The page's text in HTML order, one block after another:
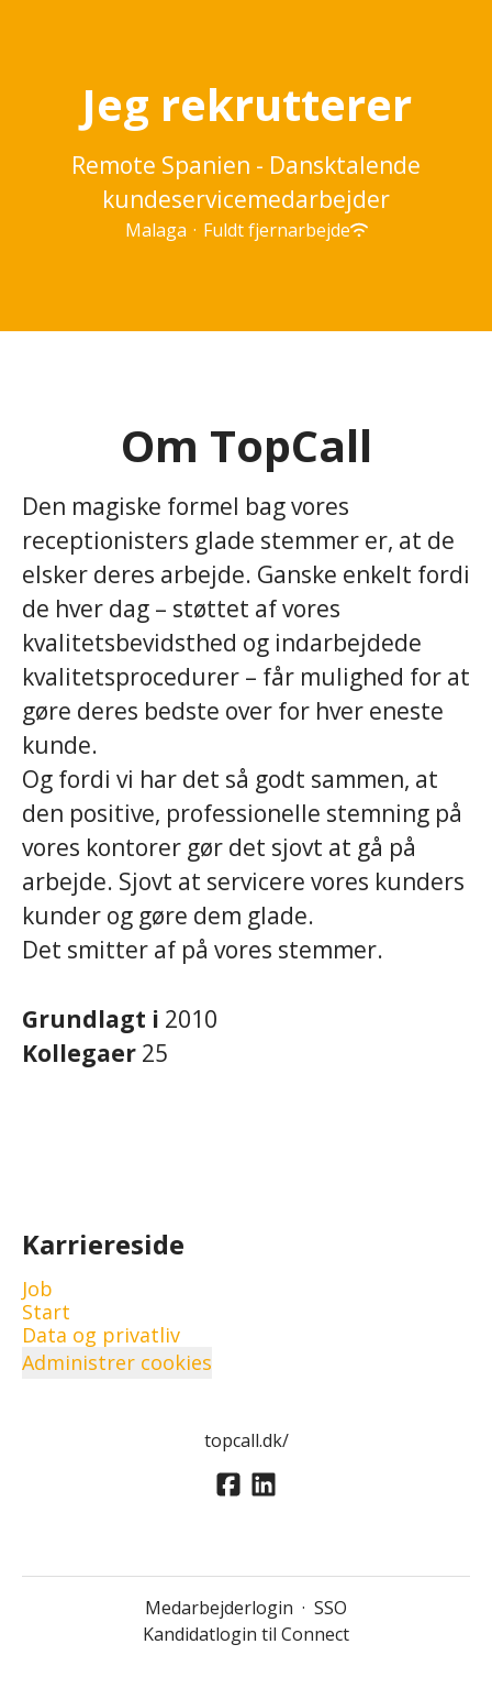
Jeg rekrutterer
Remote Spanien - Dansktalende
kundeservicemedarbejder
Malaga · Fuldt fjernarbejde
Om TopCall
Den magiske formel bag vores
receptionisters glade stemmer er, at de
elsker deres arbejde. Ganske enkelt fordi
de hver dag – støttet af vores
kvalitetsbevidsthed og indarbejdede
kvalitetsprocedurer – får mulighed for at
gøre deres bedste over for hver eneste
kunde.
Og fordi vi har det så godt sammen, at
den positive, professionelle stemning på
vores kontorer gør det sjovt at gå på
arbejde. Sjovt at servicere vores kunders
kunder og gøre dem glade.
Det smitter af på vores stemmer.
Grundlagt i 2010
Kollegaer 25
Karriereside
Job
Start
Data og privatliv
Administrer cookies
topcall.dk/
Medarbejderlogin · SSO
Kandidatlogin til Connect